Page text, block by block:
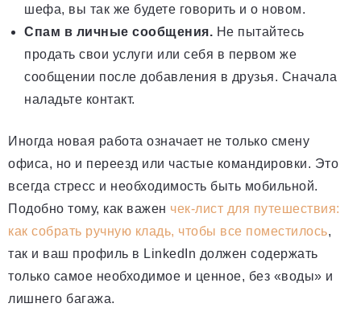
шефа, вы так же будете говорить и о новом.
Спам в личные сообщения. Не пытайтесь
продать свои услуги или себя в первом же
сообщении после добавления в друзья. Сначала
наладьте контакт.
Иногда новая работа означает не только смену
офиса, но и переезд или частые командировки. Это
всегда стресс и необходимость быть мобильной.
Подобно тому, как важен чек-лист для путешествия:
как собрать ручную кладь, чтобы все поместилось,
так и ваш профиль в LinkedIn должен содержать
только самое необходимое и ценное, без «воды» и
лишнего багажа.